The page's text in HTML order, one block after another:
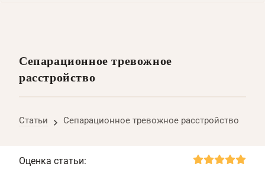
Сепарационное тревожное
расстройство
Статьи Сепарационное тревожное расстройство
Оценка статьи: